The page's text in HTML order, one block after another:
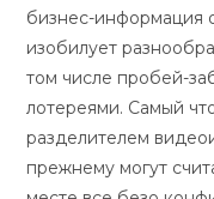
бизнес-информация
изобилует
том числе пробей-
лотереями. Самый
разделителем
прежнему могут